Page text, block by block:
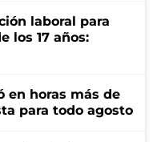
laboral para
los 17 años:
en horas más de
para todo agosto